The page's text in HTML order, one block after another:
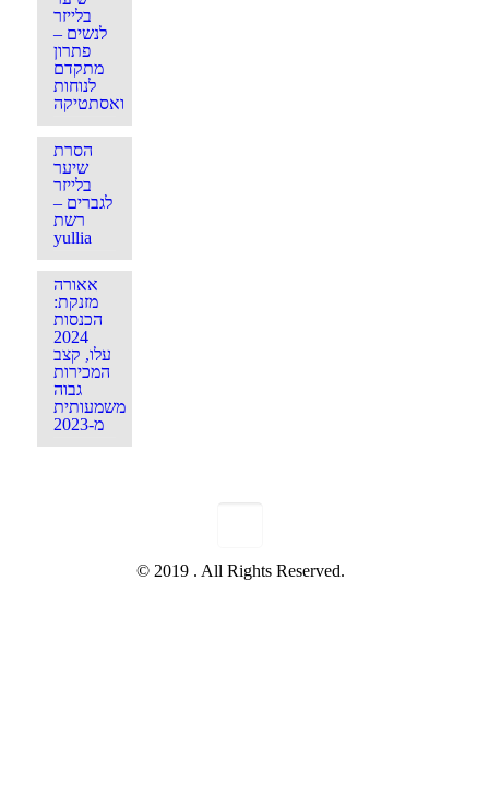
בלייזר
לנשים –
פתרון
מתקדם
לנוחות
ואסתטיקה
הסרת
שיער
בלייזר
לגברים –
רשת
yullia
אאורה
מזנקת:
הכנסות
2024
עלו, קצב
המכירות
גבוה
משמעותית
מ-2023
© 2019 . All Rights Reserved.